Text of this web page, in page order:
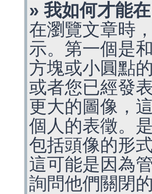
» 我如何才能
在瀏覽文章時
示。第一個是
方塊或小圓點
或者您已經發
更大的圖像，
個人的表徵。
包括頭像的形
這可能是因為
詢問他們關閉的